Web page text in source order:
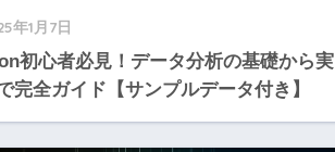
年1月7日
初心者必見！データ分析の基礎から実
完全ガイド【サンプルデータ付き】